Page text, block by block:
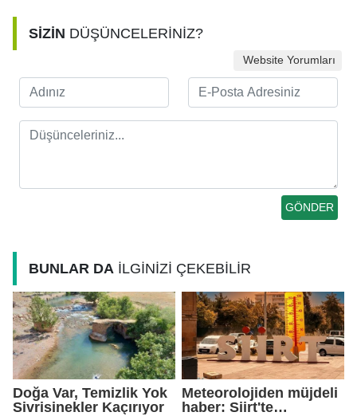
SİZİN DÜŞÜNCELERİNİZ?
Website Yorumları
BUNLAR DA İLGİNİZİ ÇEKEBİLİR
Doğa Var, Temizlik Yok
Sivrisinekler Kaçırıyor
Meteorolojiden müjdeli
haber: Siirt'te